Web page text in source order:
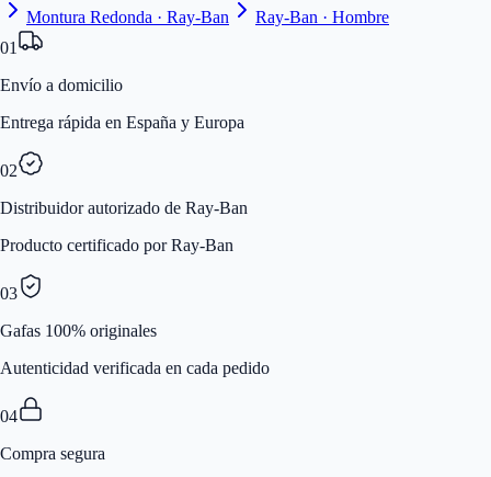
Montura Redonda · Ray-Ban
Ray-Ban · Hombre
01
Envío a domicilio
Entrega rápida en España y Europa
02
Distribuidor autorizado de Ray-Ban
Producto certificado por Ray-Ban
03
Gafas 100% originales
Autenticidad verificada en cada pedido
04
Compra segura